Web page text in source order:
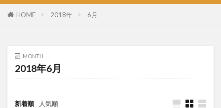
HOME 2018年 6月
MONTH
2018年6月
新着順 人気順